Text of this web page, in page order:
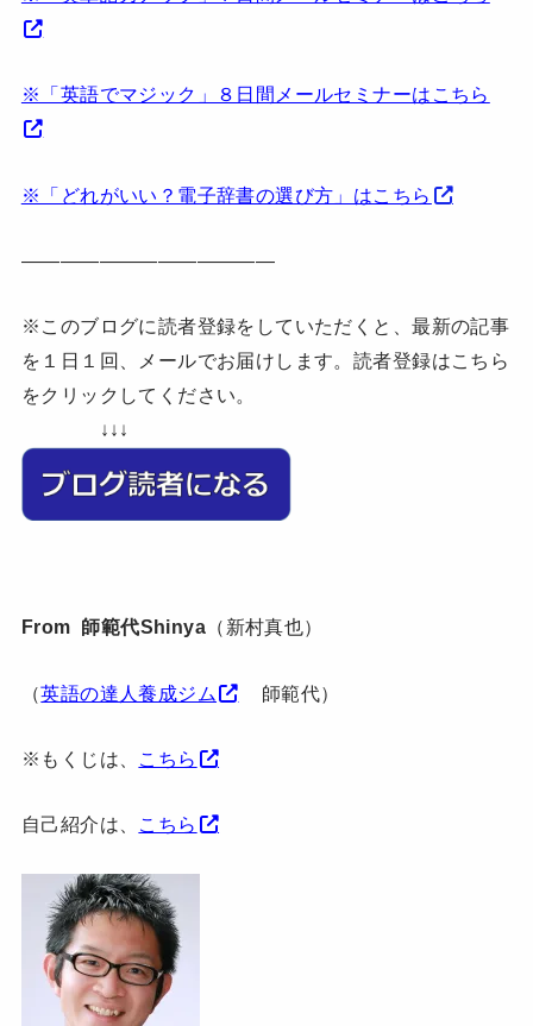
※「英語でマジック」８日間メールセミナーはこちら
※「どれがいい？電子辞書の選び方」はこちら
—————————————
※このブログに読者登録をしていただくと、最新の記事
を１日１回、メールでお届けします。読者登録はこちら
をクリックしてください。
↓↓↓
From 師範代Shinya （新村真也）
（英語の達人養成ジム 師範代）
※もくじは、 こちら
自己紹介は、 こちら